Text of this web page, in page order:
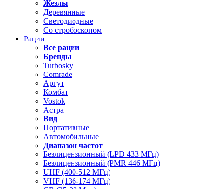
Жезлы
Деревянные
Светодиодные
Со стробоскопом
Рации
Все рации
Бренды
Turbosky
Comrade
Аргут
Комбат
Vostok
Астра
Вид
Портативные
Автомобильные
Диапазон частот
Безлицензионный (LPD 433 МГц)
Безлицензионный (PMR 446 МГц)
UHF (400-512 МГц)
VHF (136-174 МГц)